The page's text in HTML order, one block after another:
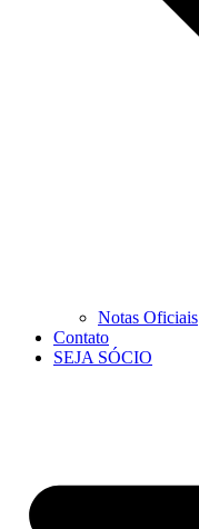
Notas Oficiais
Contato
SEJA SÓCIO